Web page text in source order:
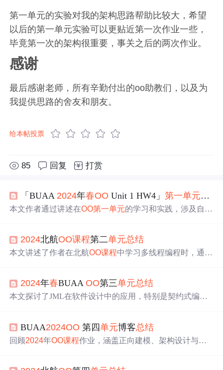
第一单元的实验对我的架构思路帮助比较大，希望
以后的第一单元实验可以更贴近第一次作业一些，
毕竟第一次的架构很重要，事关之后的两次作业。
感谢
最后感谢老师，所有辛勤付出的oo助教们，以及为
我提供思路的舍友和朋友。
给本帖投票
85 回复 打赏
「BUAA 2024年春OO Unit 1 HW4」第一单元总结
本文作者通过讲述在OO第一单元的学习和实践，涉及自我
重要性。
2024北航OO课程第二单元总结
本文讲述了作者在北航OO课程中学习多线程编程时，通过
路、类结构、同步控制和遇到的问题，强调了线程安全在
多线程编程中的重要性。
2024年春BUAA OO第三单元总结
本文探讨了JML在软件设计中的应用，特别是契约式编程
向对象课程中的学习心得和体会到的OO原则实践。
BUAA2024OO 第四单元博客总结
回顾2024年OO课程作业，涵盖正向建模、架构设计与测